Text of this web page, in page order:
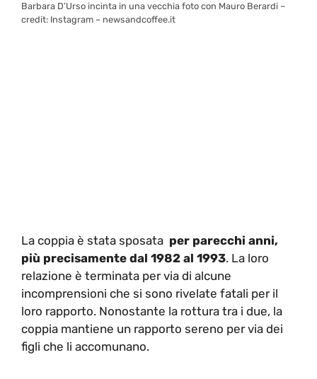
Barbara D’Urso incinta in una vecchia foto con Mauro Berardi –
credit: Instagram – newsandcoffee.it
La coppia è stata sposata per parecchi anni,
più precisamente dal 1982 al 1993. La loro
relazione è terminata per via di alcune
incomprensioni che si sono rivelate fatali per il
loro rapporto. Nonostante la rottura tra i due, la
coppia mantiene un rapporto sereno per via dei
figli che li accomunano.